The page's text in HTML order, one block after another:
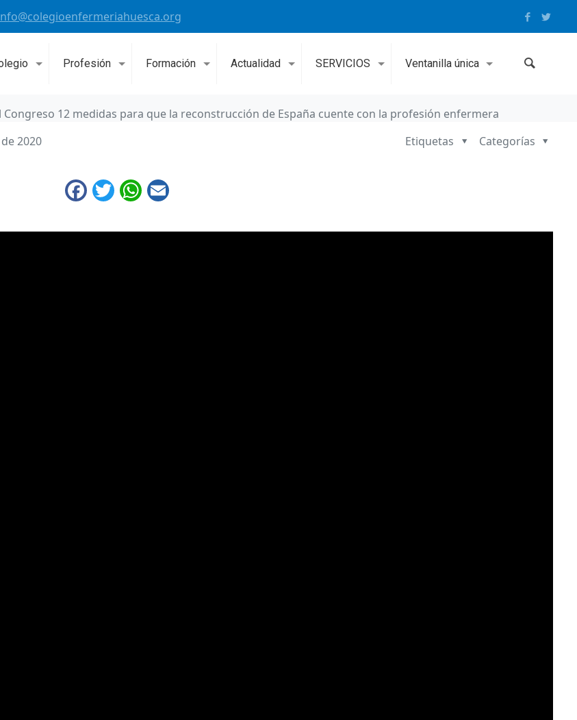
Profesión Formación Actualidad SERVICIOS Ventanilla única
Congreso 12 medidas para que la reconstrucción de España cuente con la profesión enfermera
2020 Categorías
Etiquetas
Facebook
TwitterWhatsApp